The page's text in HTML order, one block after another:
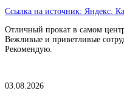
Ссылка на источник: Яндекс.
Отличный прокат в самом
Вежливые и приветливые
Рекомендую.
03.08.2026